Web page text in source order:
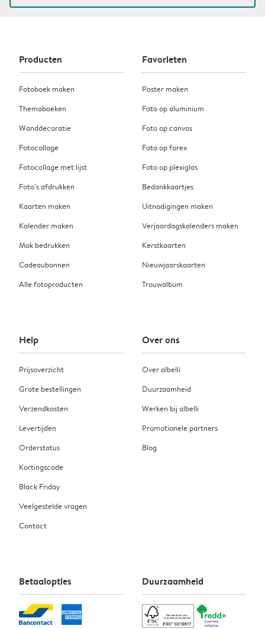
Producten
Fotoboek maken
Themaboeken
Wanddecoratie
Fotocollage
Fotocollage met lijst
Foto’s afdrukken
Kaarten maken
Kalender maken
Mok bedrukken
Cadeaubonnen
Alle fotoproducten
Favorieten
Poster maken
Foto op aluminium
Foto op canvas
Foto op forex
Foto op plexiglas
Bedankkaartjes
Uitnodigingen maken
Verjaardagskalenders maken
Kerstkaarten
Nieuwjaarskaarten
Trouwalbum
Help
Prijsoverzicht
Grote bestellingen
Verzendkosten
Levertijden
Orderstatus
Kortingscode
Black Friday
Veelgestelde vragen
Contact
Over ons
Over albelli
Duurzaamheid
Werken bij albelli
Promotionele partners
Blog
Betaalopties Duurzaamheid